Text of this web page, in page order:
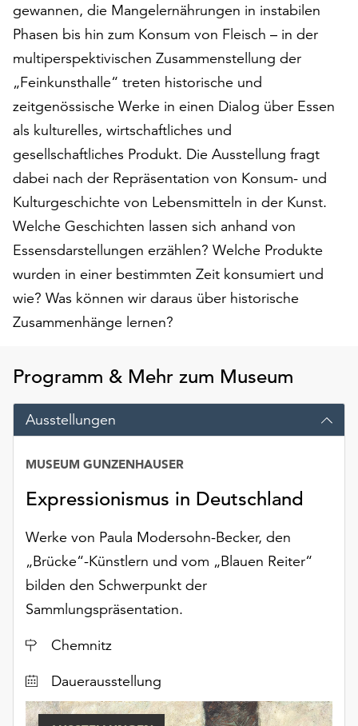
Möchten
Sie
die
verwendeten
Cookies
anpassen,
erreichen
Sie
die
Einstellungen
über
die
Schaltfläche
„Auswählen“.
Weitere
Informationen
finden
unserer
Datenschutzerklärung
oder
dem
Impressum
gewannen, die Mangelernährungen in instabilen
Phasen bis hin zum Konsum von Fleisch – in der
multiperspektivischen Zusammenstellung der
„Feinkunsthalle“ treten historische und
zeitgenössische Werke in einen Dialog über Essen
als kulturelles, wirtschaftliches und
gesellschaftliches Produkt. Die Ausstellung fragt
dabei nach der Repräsentation von Konsum- und
Kulturgeschichte von Lebensmitteln in der Kunst.
Welche Geschichten lassen sich anhand von
Essensdarstellungen erzählen? Welche Produkte
wurden in einer bestimmten Zeit konsumiert und
wie? Was können wir daraus über historische
Zusammenhänge lernen?
Programm & Mehr zum Museum
Ausstellungen
Expressionismus in Deutschland
MUSEUM GUNZENHAUSER
Werke von Paula Modersohn-Becker, den
„Brücke“-Künstlern und vom „Blauen Reiter“
bilden den Schwerpunkt der
Sammlungspräsentation.
Ort
Chemnitz
Datum
Dauerausstellung